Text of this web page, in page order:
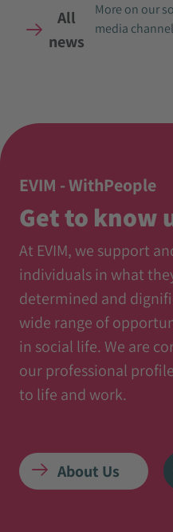
All
news
More on our
media
EVIM - WithPeople
Get to know
At EVIM, we support
individuals in what
determined and
wide range of
in social life. We are
our professional
to life and work.
About Us